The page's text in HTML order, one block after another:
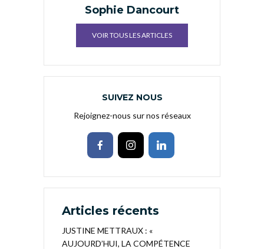
Sophie Dancourt
VOIR TOUS LES ARTICLES
SUIVEZ NOUS
Rejoignez-nous sur nos réseaux
Articles récents
JUSTINE METTRAUX : «
AUJOURD’HUI, LA COMPÉTENCE